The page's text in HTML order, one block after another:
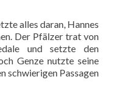
alles daran, Hannes
Der Pfälzer trat von
und setzte den
Genze nutzte seine
schwierigen Passagen